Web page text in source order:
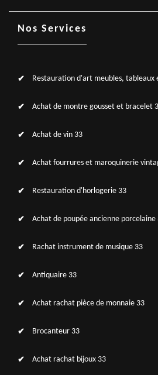
Nos Services
Restauration d'art meubles, tableaux
Achat de montre gousset et bracelet
Achat de vin 33
Achat fourrures et maroquinerie
Restauration d'horlogerie 33
Achat de poupée ancienne porcelaine
Rachat instrument de musique 33
Antiquaire 33
Achat rachat pièce de monnaie 33
Brocanteur 33
Achat rachat bijoux 33